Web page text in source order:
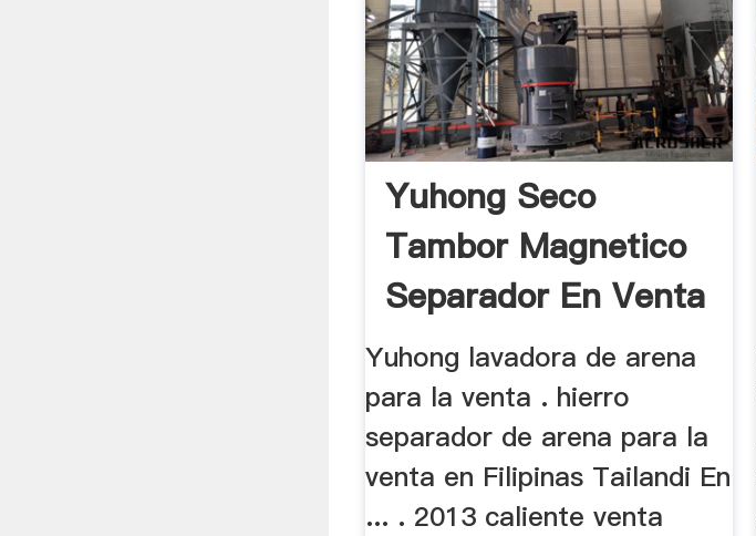
Yuhong Seco
Tambor Magnetico
Separador En Venta
Yuhong lavadora de arena
para la venta . hierro
separador de arena para la
venta en Filipinas Tailandi En
... . 2013 caliente venta